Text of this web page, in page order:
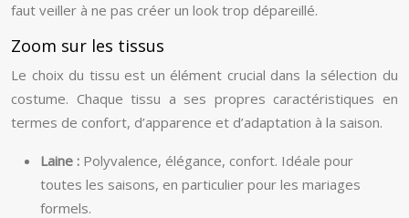
faut veiller à ne pas créer un look trop dépareillé.
Zoom sur les tissus
Le choix du tissu est un élément crucial dans la sélection du
costume. Chaque tissu a ses propres caractéristiques en
termes de confort, d’apparence et d’adaptation à la saison.
Laine : Polyvalence, élégance, confort. Idéale pour
toutes les saisons, en particulier pour les mariages
formels.